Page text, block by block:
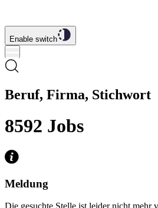
Enable switch
Beruf, Firma, Stichwort
8592 Jobs
Meldung